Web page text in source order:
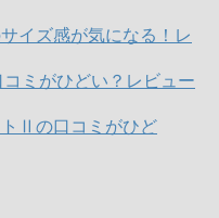
イズ感が気になる！レ
ミがひどい？レビュー
トⅡの口コミがひど